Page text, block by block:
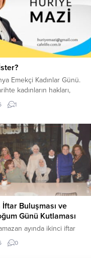
Emekçi Kadınlar Günü.
kadınların hakları,
mücadelesi
Peki gerçekten soralım:
şeyler istemiyor. Her
saygı istiyor. Eşinden,
yerinden ve içinde yaşadığı
görmek istiyor. Kadınlar,
1
İftar Buluşması ve
Günü Kutlaması
ayında ikinci iftar
katılımla gerçekleşti. İlk
Cafelife ekibi ile birlikte
0